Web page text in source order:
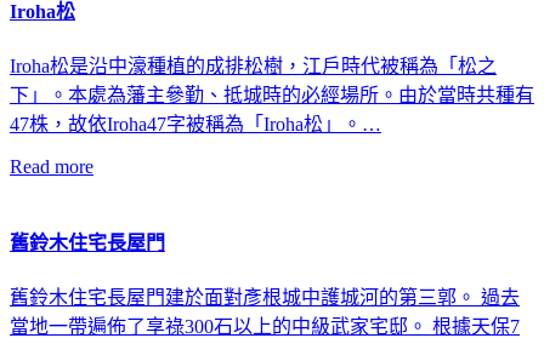
Iroha松
Iroha松是沿中濠種植的成排松樹，江戶時代被稱為「松之
下」。本處為藩主參勤、抵城時的必經場所。由於當時共種有
47株，故依Iroha47字被稱為「Iroha松」。…
Read more
舊鈴木住宅長屋門
舊鈴木住宅長屋門建於面對彥根城中護城河的第三郭。 過去
當地一帶遍佈了享祿300石以上的中級武家宅邸。 根據天保7